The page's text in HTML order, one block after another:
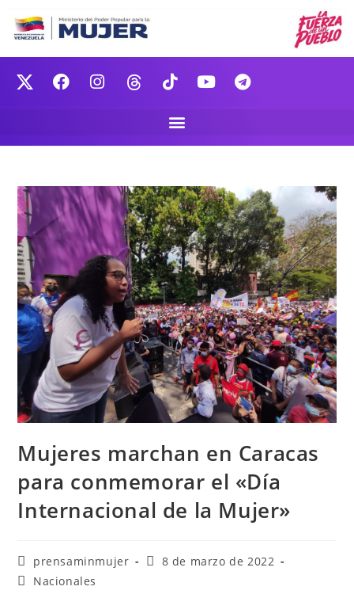
Mujeres marchan en Caracas
para conmemorar el «Día
Internacional de la Mujer»
prensaminmujer
8 de marzo de 2022
Nacionales